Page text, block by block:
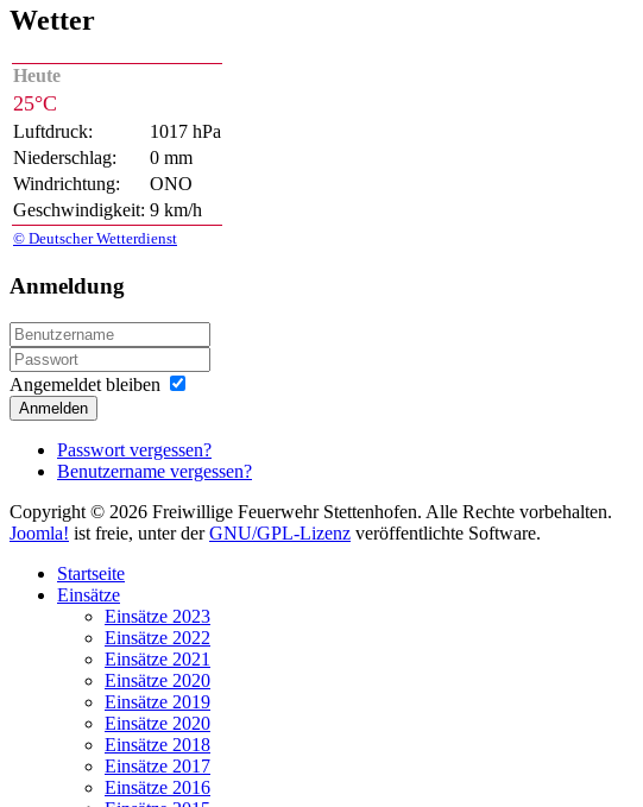
Wetter
Heute
25°C
Luftdruck:
1017 hPa
Niederschlag:
0 mm
Windrichtung:
ONO
Geschwindigkeit: 9 km/h
© Deutscher Wetterdienst
Anmeldung
Angemeldet bleiben
Anmelden
Passwort vergessen?
Benutzername vergessen?
Copyright © 2026 Freiwillige Feuerwehr Stettenhofen. Alle Rechte vorbehalten.
Joomla! ist freie, unter derGNU/GPL-Lizenz veröffentlichte Software.
Startseite
Einsätze
Einsätze 2023
Einsätze 2022
Einsätze 2021
Einsätze 2020
Einsätze 2019
Einsätze 2020
Einsätze 2018
Einsätze 2017
Einsätze 2016